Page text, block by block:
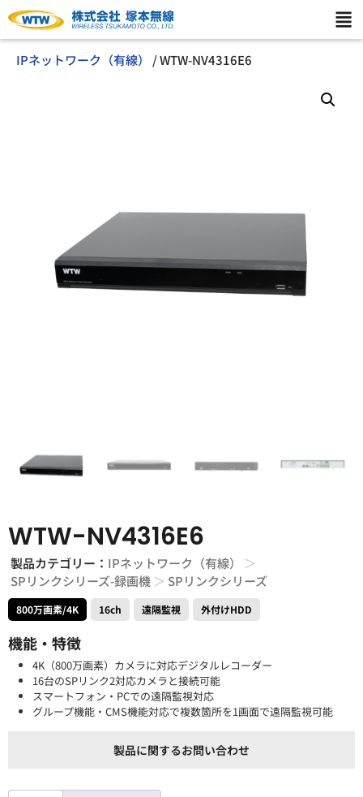
IPネットワーク（有線） / WTW-NV4316E6
WTW-NV4316E6
製品カテゴリー： IPネットワーク（有線）
＞
SPリンクシリーズ-録画機 ＞ SPリンクシリーズ
800万画素/4K 16ch 遠隔監視 外付けHDD
機能・特徴
4K（800万画素）カメラに対応デジタルレコーダー
16台のSPリンク2対応カメラと接続可能
スマートフォン・PCでの遠隔監視対応
グループ機能・CMS機能対応で複数箇所を1画面で遠隔監視可能
製品に関するお問い合わせ